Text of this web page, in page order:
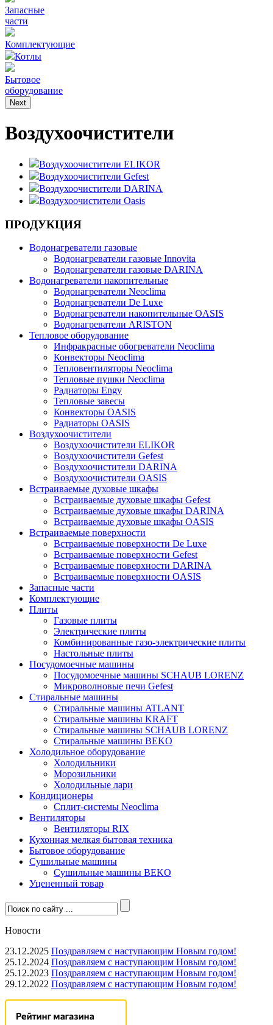
Запасные
части
Комплектующие
Котлы
Бытовое
оборудование
Next
Воздухоочистители
Воздухоочистители ELIKOR
Воздухоочистители Gefest
Воздухоочистители DARINA
Воздухоочистители Oasis
ПРОДУКЦИЯ
Водонагреватели газовые
Водонагреватели газовые Innovita
Водонагреватели газовые DARINA
Водонагреватели накопительные
Водонагреватели Neoclima
Водонагреватели De Luxe
Водонагреватели накопительные OASIS
Водонагреватели ARISTON
Тепловое оборудование
Инфракрасные обогреватели Neoclima
Конвекторы Neoclima
Тепловентиляторы Neoclima
Тепловые пушки Neoclima
Радиаторы Engy
Тепловые завесы
Конвекторы OASIS
Радиаторы OASIS
Воздухоочистители
Воздухоочистители ELIKOR
Воздухоочистители Gefest
Воздухоочистители DARINA
Воздухоочистители OASIS
Встраиваемые духовые шкафы
Встраиваемые духовые шкафы Gefest
Встраиваемые духовые шкафы DARINA
Встраиваемые духовые шкафы OASIS
Встраиваемые поверхности
Встраиваемые поверхности De Luxe
Встраиваемые поверхности Gefest
Встраиваемые поверхности DARINA
Встраиваемые поверхности OASIS
Запасные части
Комплектующие
Плиты
Газовые плиты
Электрические плиты
Комбинированные газо-электрические плиты
Настольные плиты
Посудомоечные машины
Посудомоечные машины SCHAUB LORENZ
Микроволновые печи Gefest
Стиральные машины
Стиральные машины ATLANT
Стиральные машины KRAFT
Стиральные машины SCHAUB LORENZ
Стиральные машины BEKO
Холодильное оборудование
Холодильники
Морозильники
Холодильные лари
Кондиционеры
Сплит-системы Neoclima
Вентиляторы
Вентиляторы RIX
Кухонная мелкая бытовая техника
Бытовое оборудование
Сушильные машины
Сушильные машины BEKO
Уцененный товар
Новости
23.12.2025 Поздравляем с наступающим Новым годом!
25.12.2024 Поздравляем с наступающим Новым годом!
25.12.2023 Поздравляем с наступающим Новым годом!
29.12.2022 Поздравляем с наступающим Новым годом!